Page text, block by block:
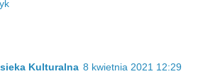
Kulturalna 8 kwietnia 2021 12:29